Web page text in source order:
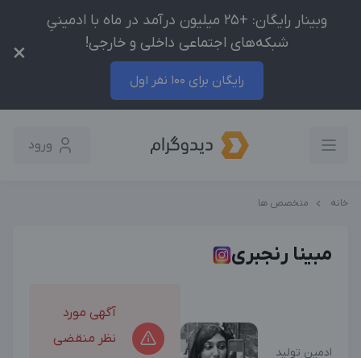
وبینار رایگان: +25 میلیون درآمد در ماه با ادمینیِ
شبکه‌های اجتماعی داخلی و خارجی!
رایگان برای 100 نفر اول
×
ورود
خانه متخصص ها
مبینا رنجبری
ادمین تولید
آگهی مورد
نظر منقضی